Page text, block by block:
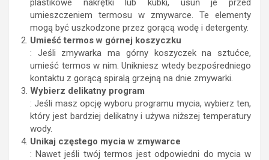
umieszczeniem termosu w zmywarce. Te elementy
mogą być uszkodzone przez gorącą wodę i detergenty.
Umieść termos w górnej koszyczku
: Jeśli zmywarka ma górny koszyczek na sztućce,
umieść termos w nim. Unikniesz wtedy bezpośredniego
kontaktu z gorącą spiralą grzejną na dnie zmywarki.
Wybierz delikatny program
: Jeśli masz opcję wyboru programu mycia, wybierz ten,
który jest bardziej delikatny i używa niższej temperatury
wody.
Unikaj częstego mycia w zmywarce
: Nawet jeśli twój termos jest odpowiedni do mycia w